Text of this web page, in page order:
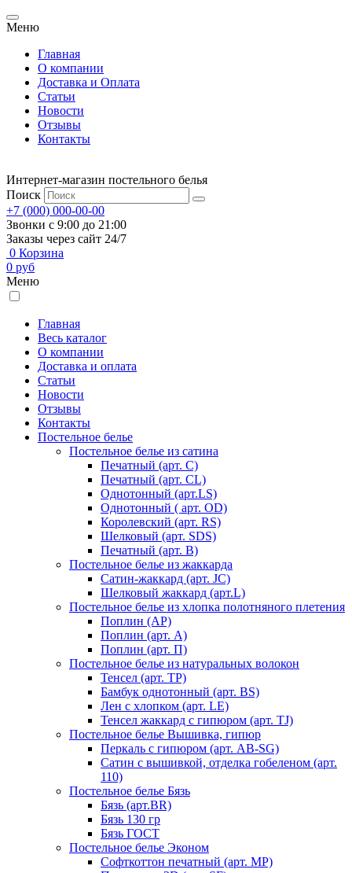
Меню
Главная
О компании
Доставка и Оплата
Статьи
Новости
Отзывы
Контакты
Интернет-магазин постельного белья
Поиск
+7 (000) 000-00-00
Звонки с 9:00 до 21:00
Заказы через сайт 24/7
0 Корзина
0 руб
Меню
Главная
Весь каталог
О компании
Доставка и оплата
Статьи
Новости
Отзывы
Контакты
Постельное белье
Постельное белье из сатина
Печатный (арт. С)
Печатный (арт. СL)
Однотонный (арт.LS)
Однотонный ( арт. OD)
Королевский (арт. RS)
Шелковый (арт. SDS)
Печатный (арт. В)
Постельное белье из жаккарда
Сатин-жаккард (арт. JC)
Шелковый жаккард (арт.L)
Постельное белье из хлопка полотняного плетения
Поплин (AP)
Поплин (арт. А)
Поплин (арт. П)
Постельное белье из натуральных волокон
Тенсел (арт. ТР)
Бамбук однотонный (арт. BS)
Лен с хлопком (арт. LE)
Тенсел жаккард с гипюром (арт. TJ)
Постельное белье Вышивка, гипюр
Перкаль с гипюром (арт. AB-SG)
Сатин с вышивкой, отделка гобеленом (арт.
110)
Постельное белье Бязь
Бязь (арт.BR)
Бязь 130 гр
Бязь ГОСТ
Постельное белье Эконом
Софткоттон печатный (арт. MР)